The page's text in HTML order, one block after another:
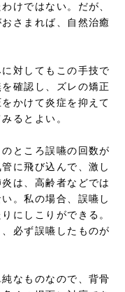
けではない。だが、
さまれば、自然治癒
対してもこの手技で
確認し、ズレの矯正
かけて炎症を抑えて
るとよい。
ところ誤嚥の回数が
に飛び込んで、激し
は、高齢者などでは
。私の場合、誤嚥し
にしこりができる。
必ず誤嚥したものが
なものなので、背骨